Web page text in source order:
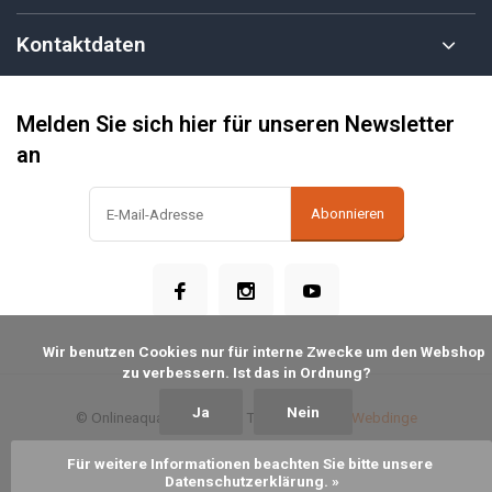
Kontaktdaten
Melden Sie sich hier für unseren Newsletter
an
Abonnieren
© Onlineaquariumspullen - Theme made by Webdinge
zu verbessern. Ist das in Ordnung?
Ja Nein
Für weitere Informationen beachten Sie bitte unsere
Datenschutzerklärung. »